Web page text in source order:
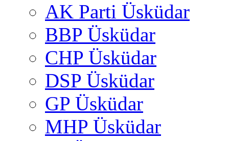
AK Parti Üsküdar
BBP Üsküdar
CHP Üsküdar
DSP Üsküdar
GP Üsküdar
MHP Üsküdar